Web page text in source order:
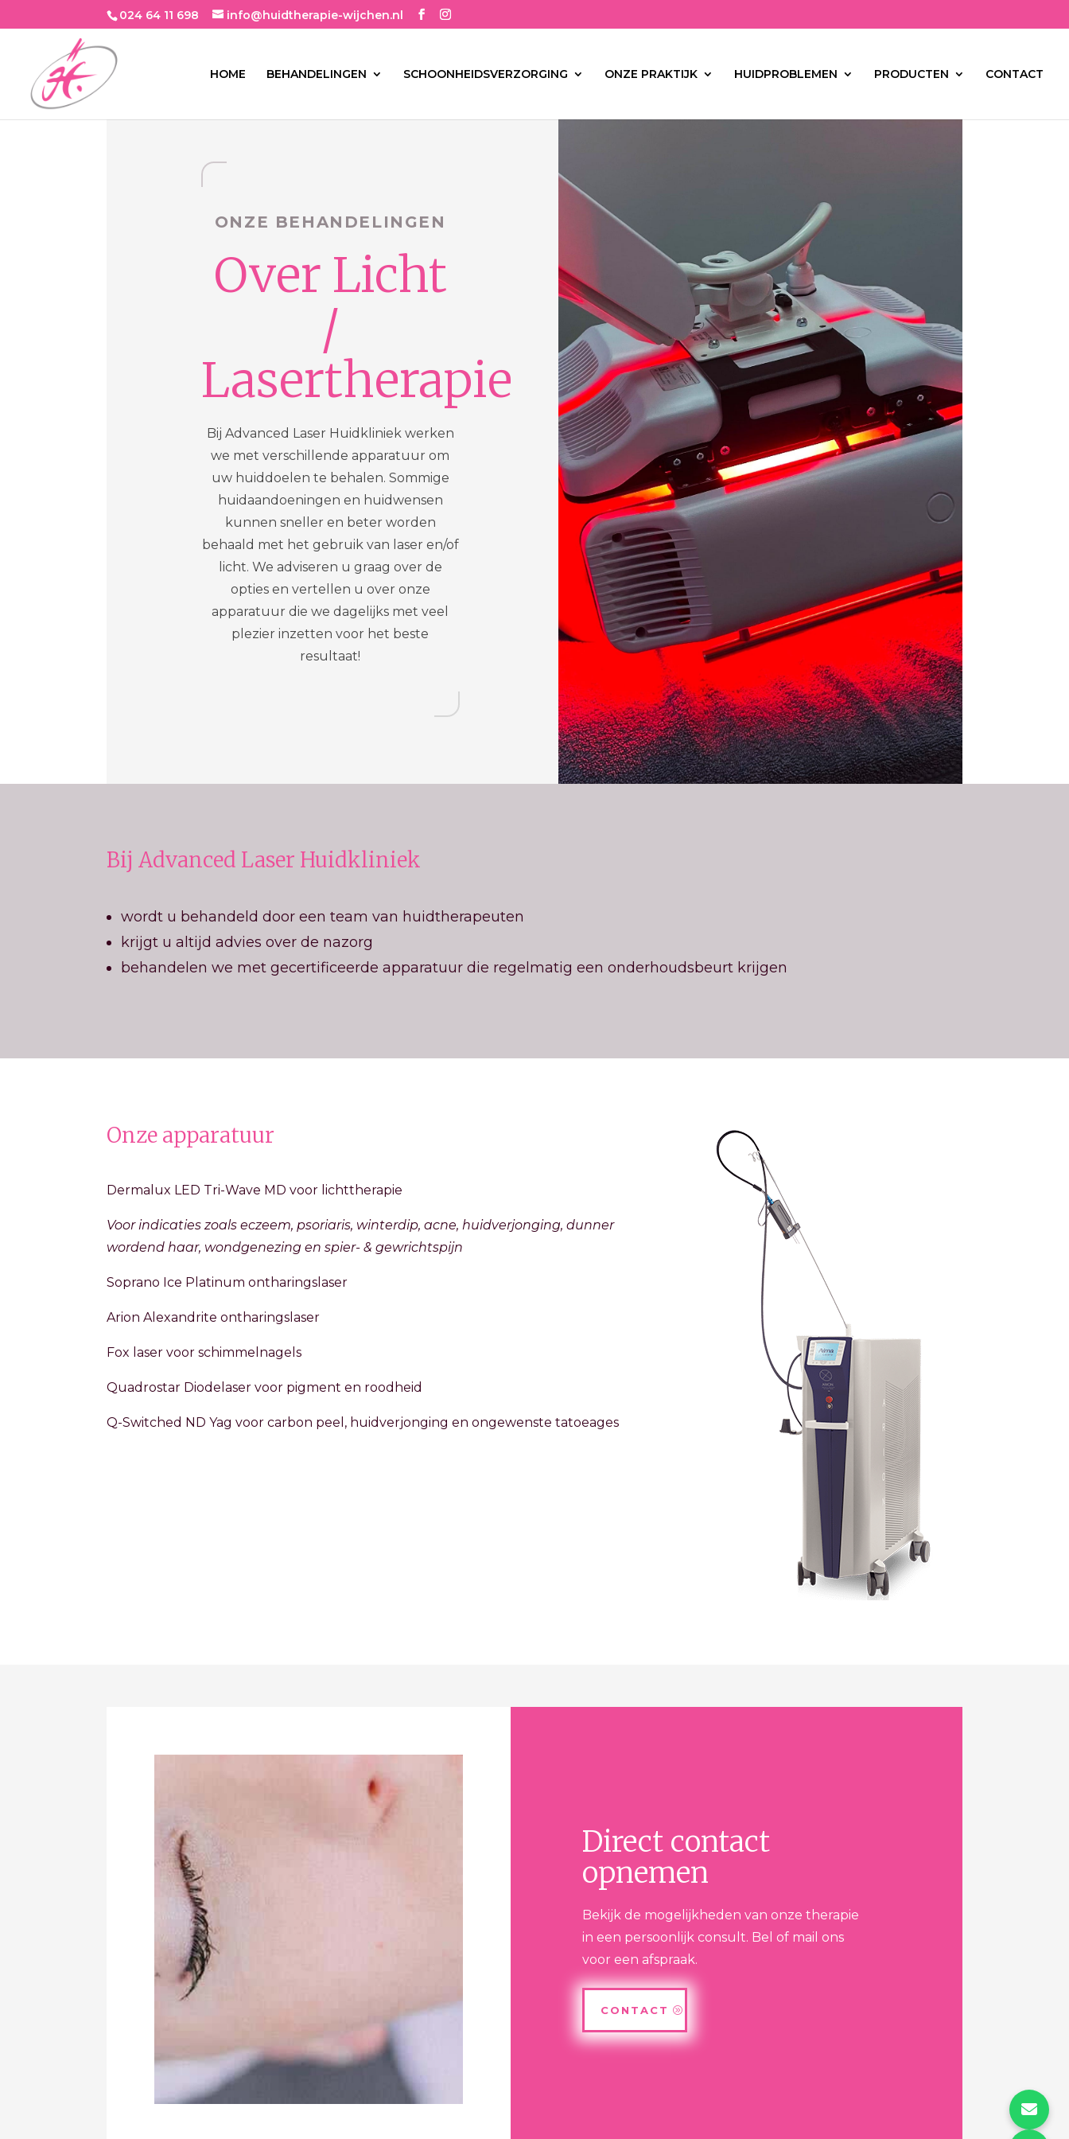
024 64 11 698 info@huidtherapie-wijchen.nl
HOME BEHANDELINGEN SCHOONHEIDSVERZORGING ONZE PRAKTIJK HUIDPROBLEMEN PRODUCTEN CONTACT
ONZE BEHANDELINGEN
Over Licht
/
Lasertherapie
Bij Advanced Laser Huidkliniek werken
we met verschillende apparatuur om
uw huiddoelen te behalen. Sommige
huidaandoeningen en huidwensen
kunnen sneller en beter worden
behaald met het gebruik van laser en/of
licht. We adviseren u graag over de
opties en vertellen u over onze
apparatuur die we dagelijks met veel
plezier inzetten voor het beste
resultaat!
Bij Advanced Laser Huidkliniek
wordt u behandeld door een team van huidtherapeuten
krijgt u altijd advies over de nazorg
behandelen we met gecertificeerde apparatuur die regelmatig een onderhoudsbeurt krijgen
Onze apparatuur
Dermalux LED Tri-Wave MD voor lichttherapie
Voor indicaties zoals eczeem, psoriaris, winterdip, acne, huidverjonging, dunner
wordend haar, wondgenezing en spier- & gewrichtspijn
Soprano Ice Platinum ontharingslaser
Arion Alexandrite ontharingslaser
Fox laser voor schimmelnagels
Quadrostar Diodelaser voor pigment en roodheid
Q-Switched ND Yag voor carbon peel, huidverjonging en ongewenste tatoeages
Direct contact
opnemen
Bekijk de mogelijkheden van onze therapie
in een persoonlijk consult. Bel of mail ons
voor een afspraak.
CONTACT